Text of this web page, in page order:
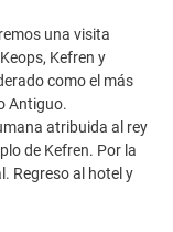
una visita
Kefren y
como el más
Antiguo.
atribuida al rey
de Kefren. Por la
Regreso al hotel y